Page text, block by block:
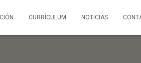
CURRÍCULUM NOTICIAS